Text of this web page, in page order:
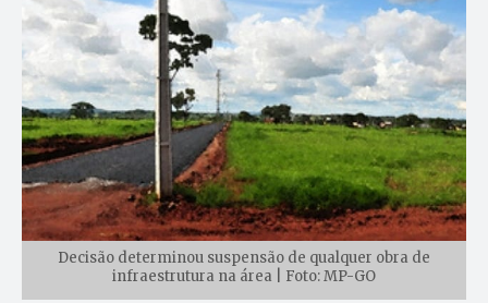
Decisão determinou suspensão de qualquer obra de
infraestrutura na área | Foto: MP-GO